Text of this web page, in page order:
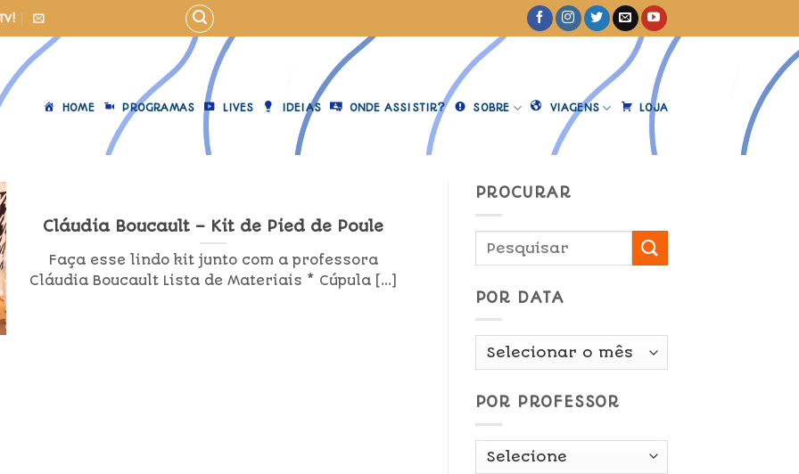
HOME PROGRAMAS LIVES IDEIAS ONDE ASSISTIR? SOBRE VIAGENS LOJA
Cláudia Boucault – Kit de Pied de Poule
Faça esse lindo kit junto com a professora
Cláudia Boucault Lista de Materiais * Cúpula [...]
PROCURAR
POR DATA
Por
POR PROFESSOR